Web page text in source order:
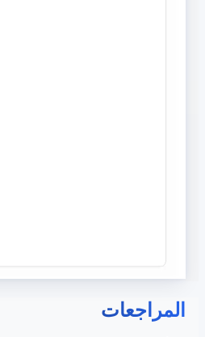
المراجعات